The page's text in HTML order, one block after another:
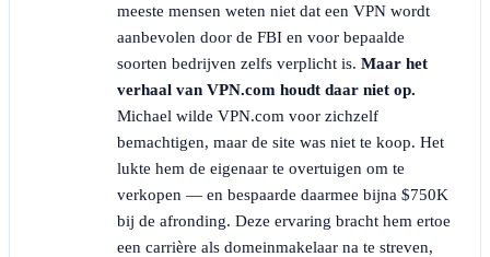
meeste mensen weten niet dat een VPN wordt
aanbevolen door de FBI en voor bepaalde
soorten bedrijven zelfs verplicht is. Maar het
verhaal van VPN.com houdt daar niet op.
Michael wilde VPN.com voor zichzelf
bemachtigen, maar de site was niet te koop. Het
lukte hem de eigenaar te overtuigen om te
verkopen — en bespaarde daarmee bijna $750K
bij de afronding. Deze ervaring bracht hem ertoe
een carrière als domeinmakelaar na te streven,